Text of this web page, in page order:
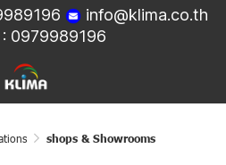
info@klima.co.th
0979989196
shops & Showrooms